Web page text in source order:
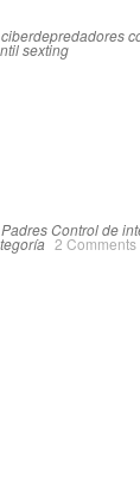
ciberdepredadores
sexting
Control de
2 Comments